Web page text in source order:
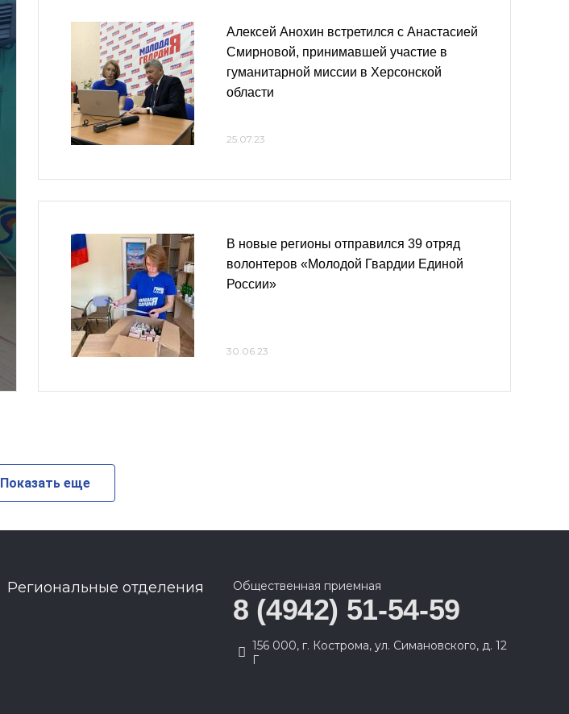
Алексей Анохин встретился с Анастасией
Смирновой, принимавшей участие в
гуманитарной миссии в Херсонской
области
25.07.23
В новые регионы отправился 39 отряд
волонтеров «Молодой Гвардии Единой
России»
30.06.23
Показать еще
Региональные отделения Общественная приемная
8 (4942) 51-54-59
156 000, г. Кострома, ул. Симановского, д. 12
Г